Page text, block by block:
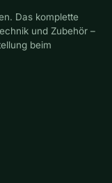
Das komplette
und Zubehör –
beim